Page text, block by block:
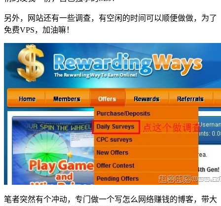
另外，网站还有一些调查，有空闲的时间可以顺便做做，为了
免费VPS，加油嘛！
笔者突然有个冲动，专门做一个写怎么网络赚钱的博客，带大